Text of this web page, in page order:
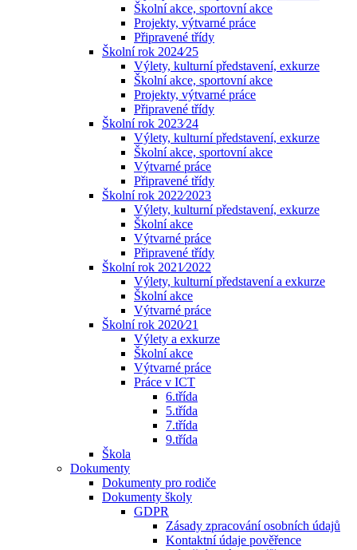
Školní akce, sportovní akce
Projekty, výtvarné práce
Připravené třídy
Školní rok 2024⁄25
Výlety, kulturní představení, exkurze
Školní akce, sportovní akce
Projekty, výtvarné práce
Připravené třídy
Školní rok 2023⁄24
Výlety, kulturní představení, exkurze
Školní akce, sportovní akce
Výtvarné práce
Připravené třídy
Školní rok 2022⁄2023
Výlety, kulturní představení, exkurze
Školní akce
Výtvarné práce
Připravené třídy
Školní rok 2021⁄2022
Výlety, kulturní představení a exkurze
Školní akce
Výtvarné práce
Školní rok 2020⁄21
Výlety a exkurze
Školní akce
Výtvarné práce
Práce v ICT
6.třída
5.třída
7.třída
9.třída
Škola
Dokumenty
Dokumenty pro rodiče
Dokumenty školy
GDPR
Zásady zpracování osobních údajů
Kontaktní údaje pověřence